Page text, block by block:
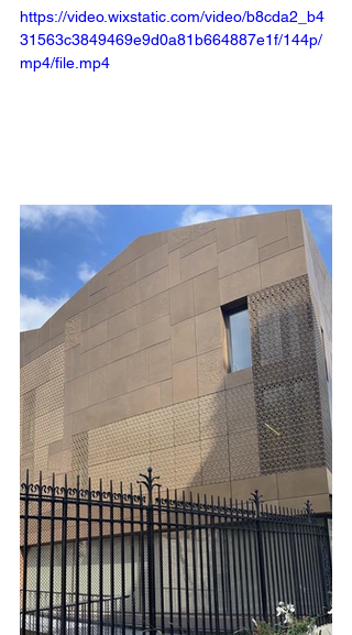
https://video.wixstatic.com/video/b8cda2_b4
31563c3849469e9d0a81b664887e1f/144p/
mp4/file.mp4